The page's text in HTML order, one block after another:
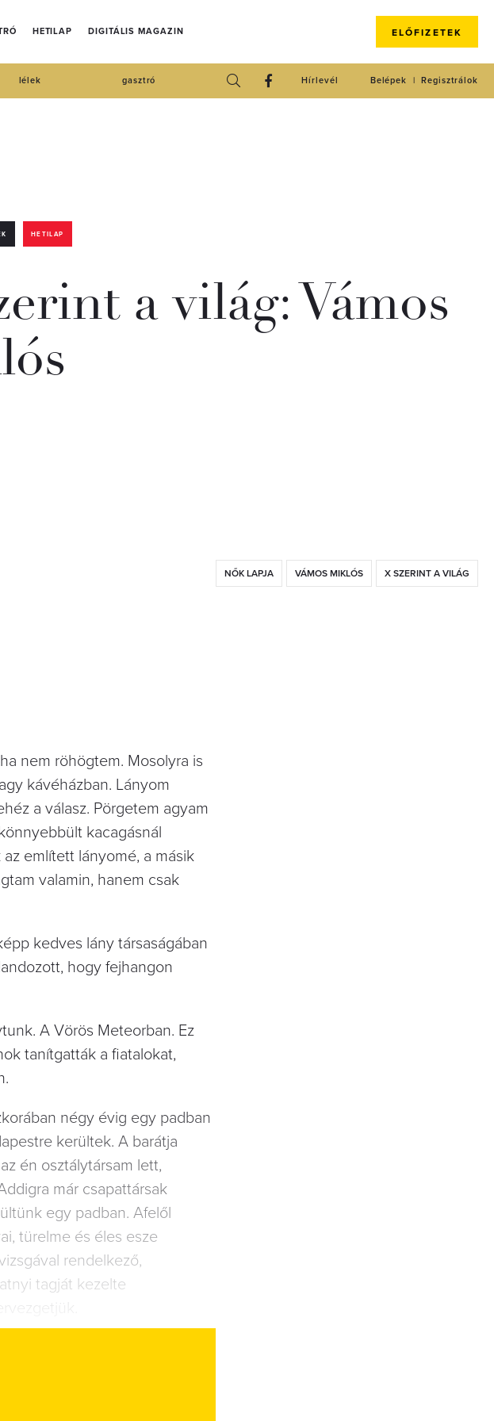
HETILAP DIGITÁLIS MAGAZIN ELŐFIZETEK
lélek gasztró Regisztrálok
Belépek
Hírlevél
HETILAP
a világ: Vámos
NŐK LAPJA VÁMOS MIKLÓS X SZERINT A VILÁG
nem röhögtem. Mosolyra is
kávéházban. Lányom
a válasz. Pörgetem agyam
kacagásnál
említett lányomé, a másik
valamin, hanem csak
kedves lány társaságában
hogy fejhangon
A Vörös Meteorban. Ez
tanítgatták a fiatalokat,
négy évig egy padban
kerültek. A barátja
én osztálytársam lett,
már csapattársak
egy padban. Afelől
türelme és éles esze
rendelkező,
tagját kezelte